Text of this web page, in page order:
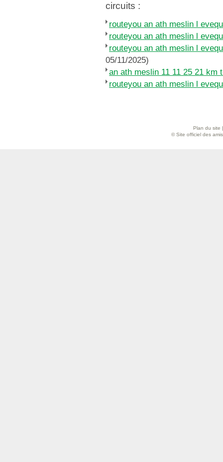
circuits :
routeyou an ath meslin l
routeyou an ath meslin l
routeyou an ath meslin l
05/11/2025)
an ath meslin 11 11 25 21 km
routeyou an ath meslin l
Plan du site
© Site officiel des